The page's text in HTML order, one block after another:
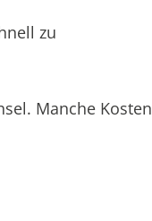
zu
Manche Kosten